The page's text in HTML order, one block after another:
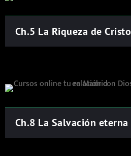
Ch.5 La Riqueza de Cristo
Ch.8 La Salvación eterna